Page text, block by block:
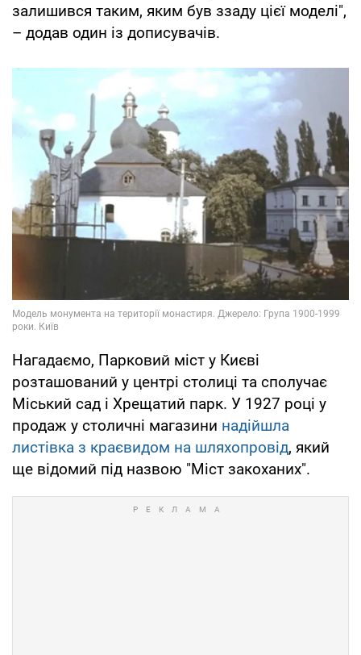
залишився таким, яким був ззаду цієї моделі",
– додав один із дописувачів.
Нагадаємо, Парковий міст у Києві
розташований у центрі столиці та сполучає
Міський сад і Хрещатий парк. У 1927 році у
продаж у столичні магазини надійшла
листівка з краєвидом на шляхопровід, який
ще відомий під назвою "Міст закоханих".